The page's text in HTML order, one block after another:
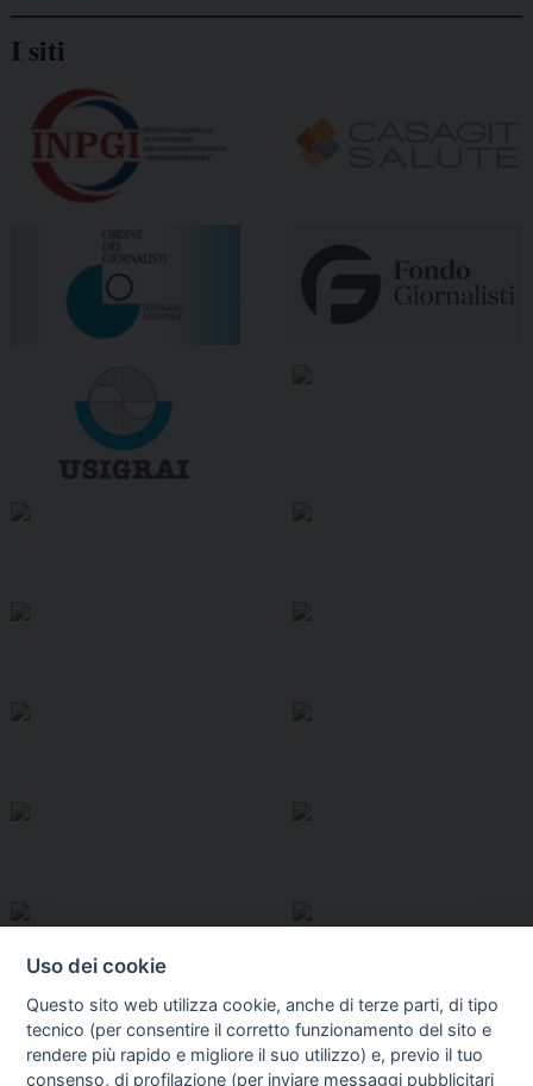
I siti
Uso dei cookie
Questo sito web utilizza cookie, anche di terze parti, di tipo
tecnico (per consentire il corretto funzionamento del sito e
rendere più rapido e migliore il suo utilizzo) e, previo il tuo
consenso, di profilazione (per inviare messaggi pubblicitari